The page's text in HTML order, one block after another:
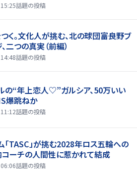
話題の投稿
く。文化人が挑む、北の球団――富良野ブ
二つの真実（前編）
話題の投稿
の“年上恋人♡”ガルシア、50万いい
爆跳ねか
話題の投稿
「TASC」が挑む2028年ロス五輪への
コーチの人間性に惹かれて結成
話題の投稿